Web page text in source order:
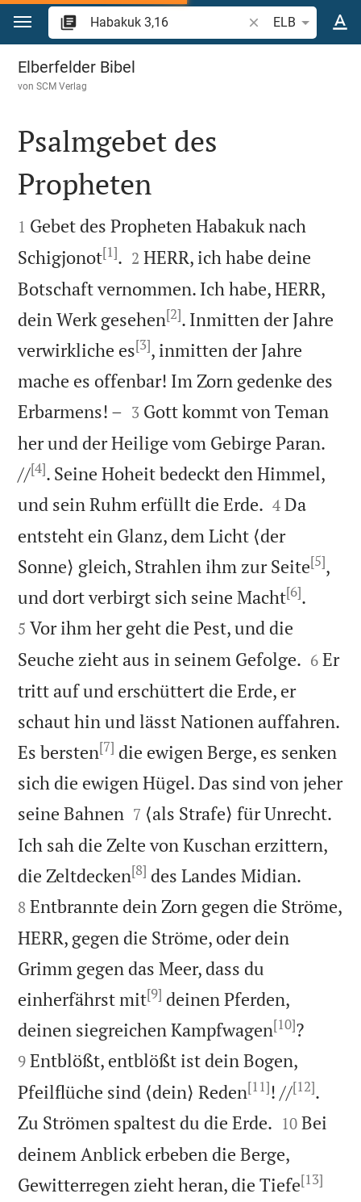
Zum Inhalt springen
Bibelstelle oder
ELB
Habakuk 3
Elberfelder Bibel
vonSCM Verlag

Psalmgebet des
Propheten

1 Gebet des Propheten Habakuk nach
Schigjonot[1]. 

2 HERR, ich habe deine
Botschaft vernommen. Ich habe, HERR,
dein Werk gesehen[2]. Inmitten der Jahre
verwirkliche es[3], inmitten der Jahre
mache es offenbar! Im Zorn gedenke des
Erbarmens! – 

3 Gott kommt von Teman
her und der Heilige vom Gebirge Paran.
//[4]. Seine Hoheit bedeckt den Himmel,
und sein Ruhm erfüllt die Erde. 

4 Da
entsteht ein Glanz, dem Licht ⟨der
Sonne⟩ gleich, Strahlen ihm zur Seite[5],
und dort verbirgt sich seine Macht[6].
5 Vor ihm her geht die Pest, und die
Seuche zieht aus in seinem Gefolge. 

6 Er
tritt auf und erschüttert die Erde, er
schaut hin und lässt Nationen auffahren.
Es bersten[7] die ewigen Berge, es senken
sich die ewigen Hügel. Das sind von jeher
seine Bahnen 

7 ⟨als Strafe⟩ für Unrecht.
Ich sah die Zelte von Kuschan erzittern,
die Zeltdecken[8] des Landes Midian.
8 Entbrannte dein Zorn gegen die Ströme,
HERR, gegen die Ströme, oder dein
Grimm gegen das Meer, dass du
einherfährst mit[9] deinen Pferden,
deinen siegreichen Kampfwagen[10]?
9 Entblößt, entblößt ist dein Bogen,
Pfeilflüche sind ⟨dein⟩ Reden[11]! //[12].
Zu Strömen spaltest du die Erde. 

10 Bei
deinem Anblick erbeben die Berge,
Gewitterregen zieht heran, die Tiefe[13]